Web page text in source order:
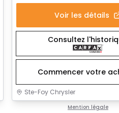
Voir les détails
Consultez
Commencer votre
Ste-Foy Chrysler
Mention légale
Très bonne offre